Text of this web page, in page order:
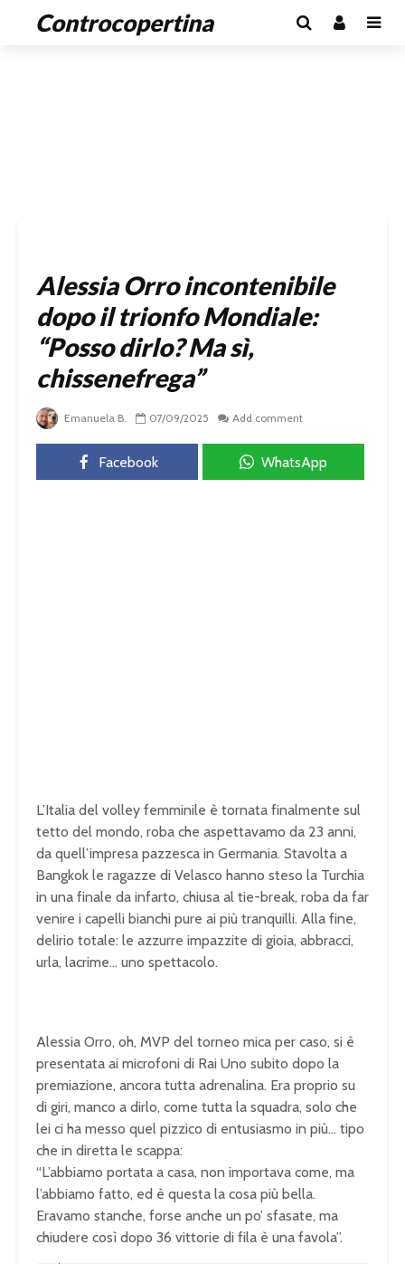
Controcopertina
Alessia Orro incontenibile
dopo il trionfo Mondiale:
“Posso dirlo? Ma sì,
chissenefrega”
Emanuela B. 07/09/2025 Add comment
Facebook WhatsApp
L’Italia del volley femminile è tornata finalmente sul
tetto del mondo, roba che aspettavamo da 23 anni,
da quell’impresa pazzesca in Germania. Stavolta a
Bangkok le ragazze di Velasco hanno steso la Turchia
in una finale da infarto, chiusa al tie-break, roba da far
venire i capelli bianchi pure ai più tranquilli. Alla fine,
delirio totale: le azzurre impazzite di gioia, abbracci,
urla, lacrime… uno spettacolo.
Alessia Orro, oh, MVP del torneo mica per caso, si è
presentata ai microfoni di Rai Uno subito dopo la
premiazione, ancora tutta adrenalina. Era proprio su
di giri, manco a dirlo, come tutta la squadra, solo che
lei ci ha messo quel pizzico di entusiasmo in più… tipo
che in diretta le scappa:
“L’abbiamo portata a casa, non importava come, ma
l’abbiamo fatto, ed è questa la cosa più bella.
Eravamo stanche, forse anche un po’ sfasate, ma
chiudere così dopo 36 vittorie di fila è una favola”.